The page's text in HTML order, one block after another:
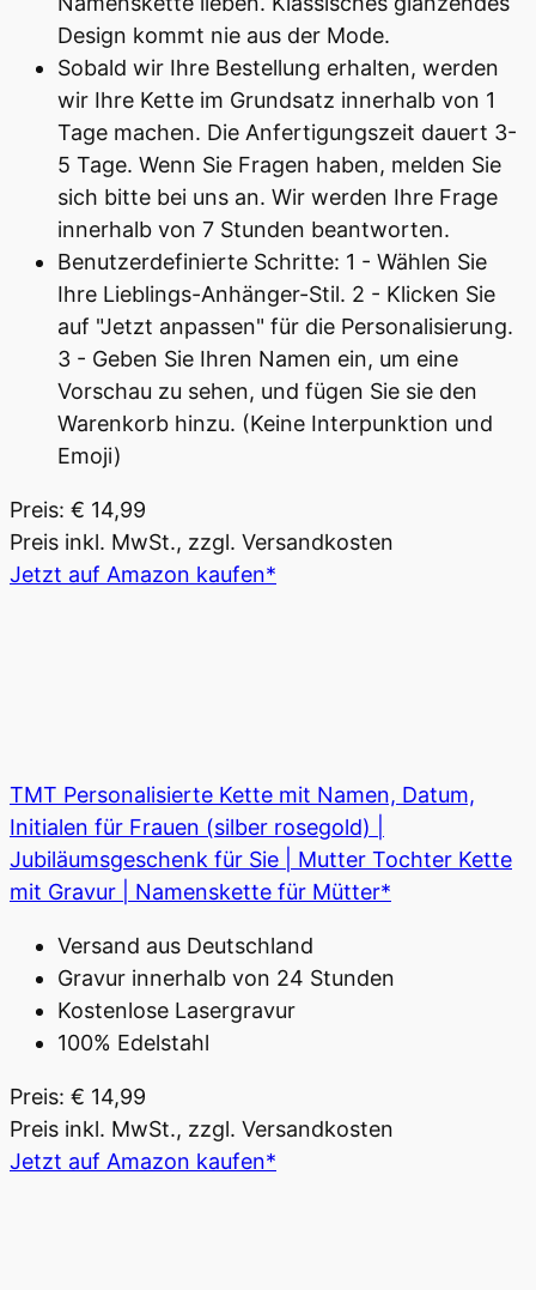
Design kommt nie aus der Mode.
Sobald wir Ihre Bestellung erhalten, werden
wir Ihre Kette im Grundsatz innerhalb von 1
Tage machen. Die Anfertigungszeit dauert 3-
5 Tage. Wenn Sie Fragen haben, melden Sie
sich bitte bei uns an. Wir werden Ihre Frage
innerhalb von 7 Stunden beantworten.
Benutzerdefinierte Schritte: 1 - Wählen Sie
Ihre Lieblings-Anhänger-Stil. 2 - Klicken Sie
auf "Jetzt anpassen" für die Personalisierung.
3 - Geben Sie Ihren Namen ein, um eine
Vorschau zu sehen, und fügen Sie sie den
Warenkorb hinzu. (Keine Interpunktion und
Emoji)
Preis: € 14,99
Preis inkl. MwSt., zzgl. Versandkosten
Jetzt auf Amazon kaufen*
TMT Personalisierte Kette mit Namen, Datum,
Initialen für Frauen (silber rosegold) |
Jubiläumsgeschenk für Sie | Mutter Tochter Kette
mit Gravur | Namenskette für Mütter*
Versand aus Deutschland
Gravur innerhalb von 24 Stunden
Kostenlose Lasergravur
100% Edelstahl
Preis: € 14,99
Preis inkl. MwSt., zzgl. Versandkosten
Jetzt auf Amazon kaufen*